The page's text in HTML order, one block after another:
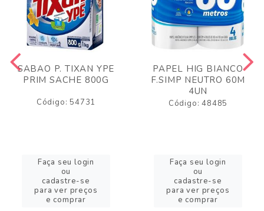
SABAO P. TIXAN YPE
PRIM SACHE 800G
Código: 54731
Faça seu login
ou
cadastre-se
para ver preços
e comprar
PAPEL HIG BIANCO
F.SIMP NEUTRO 60M
4UN
Código: 48485
Faça seu login
ou
cadastre-se
para ver preços
e comprar